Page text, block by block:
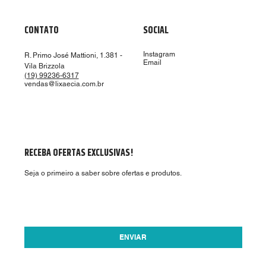
CONTATO
R. Primo José Mattioni, 1.381 -
Vila Brizzola
(19) 99236-6317
vendas@lixaecia.com.br
SOCIAL
Instagram
Email
RECEBA OFERTAS EXCLUSIVAS!
Seja o primeiro a saber sobre ofertas e produtos.
ENVIAR